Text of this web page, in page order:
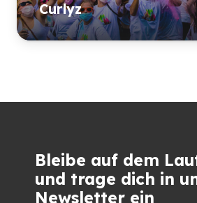
Curlyz
Bleibe auf dem
und trage dich in
Newsletter ein